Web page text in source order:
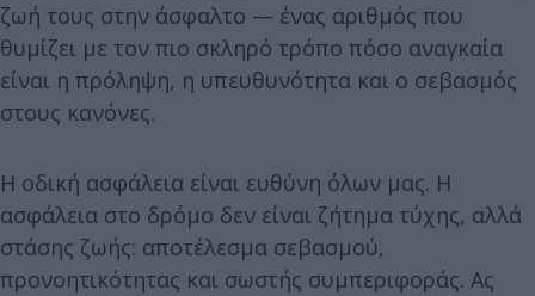
ζωή τους στην άσφαλτο — ένας αριθμός που
θυμίζει με τον πιο σκληρό τρόπο πόσο αναγκαία
είναι η πρόληψη, η υπευθυνότητα και ο σεβασμός
στους κανόνες.
Η οδική ασφάλεια είναι ευθύνη όλων μας. Η
ασφάλεια στο δρόμο δεν είναι ζήτημα τύχης, αλλά
στάσης ζωής: αποτέλεσμα σεβασμού,
προνοητικότητας και σωστής συμπεριφοράς. Ας